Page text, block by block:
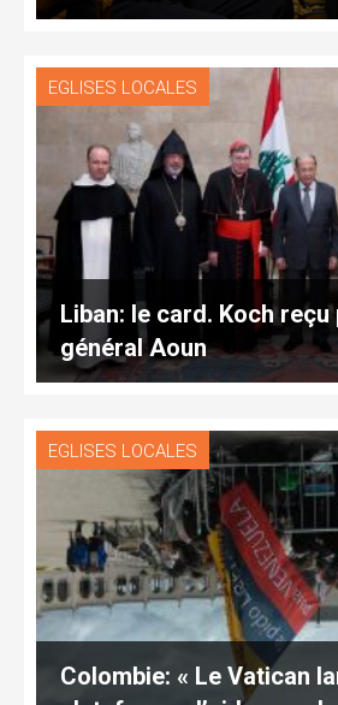
EGLISES LOCALES
Liban: le card. Koch reçu
général Aoun
EGLISES LOCALES
Colombie: « Le Vatican